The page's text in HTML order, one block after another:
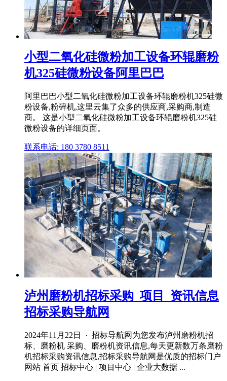
小型二氧化硅微粉加工设备环辊磨粉
机325硅微粉设备阿里巴巴
阿里巴巴小型二氧化硅微粉加工设备环辊磨粉机325硅微
粉设备,粉碎机,这里云集了众多的供应商,采购商,制造
商。 这是小型二氧化硅微粉加工设备环辊磨粉机325硅
微粉设备的详细页面。
联系电话: 180 3780 8511
泸州磨粉机招标采购_项目_资讯信息
招标采购导航网
2024年11月22日 · 招标导航网为您发布泸州磨粉机招
标、磨粉机 采购、磨粉机资讯信息,每天更新数万条磨粉
机招标采购资讯信息,招标采购导航网是优质的招标门户
网站 首页 招标中心 | 项目中心 | 企业大数据 ...